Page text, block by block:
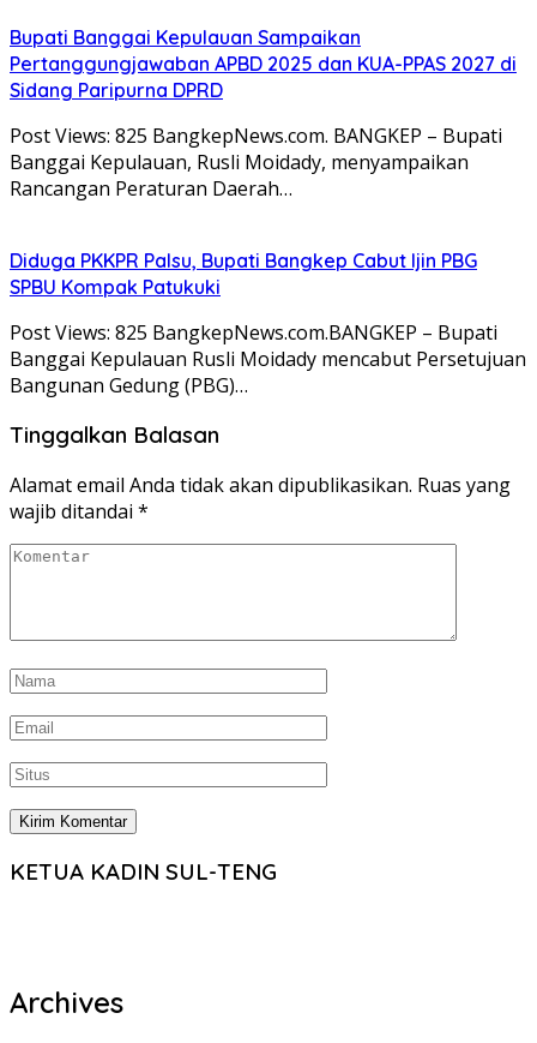
Bupati Banggai Kepulauan Sampaikan
Pertanggungjawaban APBD 2025 dan KUA-PPAS 2027 di
Sidang Paripurna DPRD
Post Views: 825 BangkepNews.com. BANGKEP – Bupati
Banggai Kepulauan, Rusli Moidady, menyampaikan
Rancangan Peraturan Daerah…
Diduga PKKPR Palsu, Bupati Bangkep Cabut Ijin PBG
SPBU Kompak Patukuki
Post Views: 825 BangkepNews.com.BANGKEP – Bupati
Banggai Kepulauan Rusli Moidady mencabut Persetujuan
Bangunan Gedung (PBG)…
Tinggalkan Balasan
Alamat email Anda tidak akan dipublikasikan. Ruas yang
wajib ditandai *
KETUA KADIN SUL-TENG
Archives